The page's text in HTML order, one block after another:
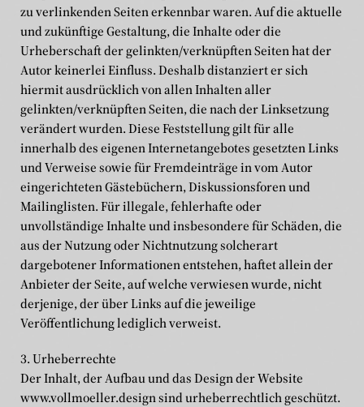
zu verlinkenden Seiten erkennbar waren. Auf die aktuelle
und zukünftige Gestaltung, die Inhalte oder die
Urheberschaft der gelinkten/verknüpften Seiten hat der
Autor keinerlei Einfluss. Deshalb distanziert er sich
hiermit ausdrücklich von allen Inhalten aller
gelinkten/verknüpften Seiten, die nach der Linksetzung
verändert wurden. Diese Feststellung gilt für alle
innerhalb des eigenen Internetangebotes gesetzten Links
und Verweise sowie für Fremdeinträge in vom Autor
eingerichteten Gästebüchern, Diskussionsforen und
Mailinglisten. Für illegale, fehlerhafte oder
unvollständige Inhalte und insbesondere für Schäden, die
aus der Nutzung oder Nichtnutzung solcherart
dargebotener Informationen entstehen, haftet allein der
Anbieter der Seite, auf welche verwiesen wurde, nicht
derjenige, der über Links auf die jeweilige
Veröffentlichung lediglich verweist.
3. Urheberrechte
Der Inhalt, der Aufbau und das Design der Website
www.vollmoeller.design sind urheberrechtlich geschützt.